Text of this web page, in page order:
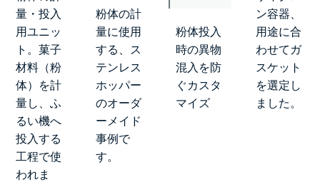
量・投入
用ユニッ
ト。菓子
材料（粉
体）を計
量し、ふ
るい機へ
投入する
工程で使
われま
粉体の計
量に使用
する、ス
テンレス
ホッパー
のオーダ
ーメイド
事例で
す。
粉体投入
時の異物
混入を防
ぐカスタ
マイズ
ン容器、
用途に合
わせてガ
スケット
を選定し
ました。